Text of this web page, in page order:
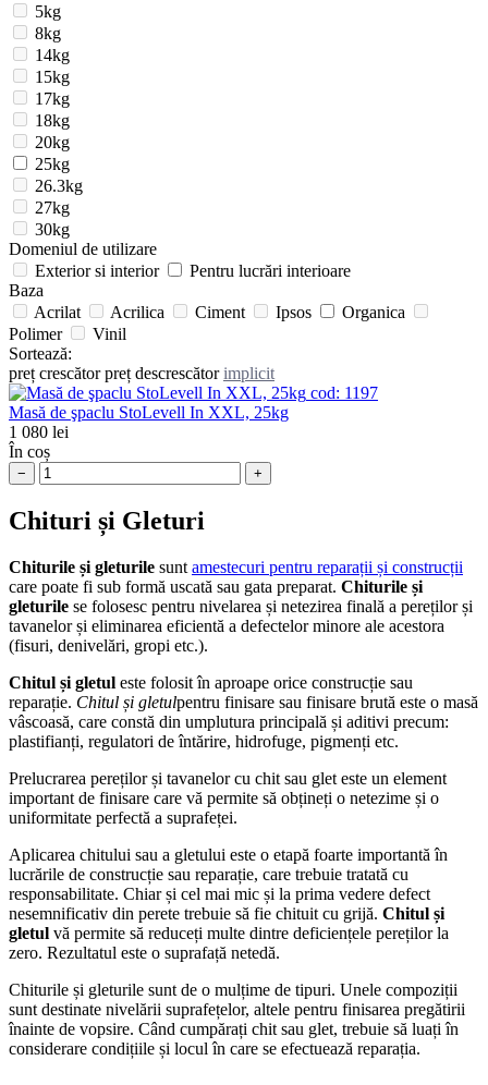
5kg
8kg
14kg
15kg
17kg
18kg
20kg
25kg
26.3kg
27kg
30kg
Domeniul de utilizare
Exterior si interior
Pentru lucrări interioare
Baza
Acrilat
Acrilica Ciment Ipsos
Organica
Polimer
Vinil
Sortează:
preț crescător preț descrescător implicit
cod: 1197
Masă de şpaclu StoLevell In XXL, 25kg
1 080 lei
În coș
− +
Chituri și Gleturi
Chiturile și gleturile sunt amestecuri pentru reparații și construcții
care poate fi sub formă uscată sau gata preparat. Chiturile și
gleturile se folosesc pentru nivelarea și netezirea finală a pereților și
tavanelor și eliminarea eficientă a defectelor minore ale acestora
(fisuri, denivelări, gropi etc.).
Chitul și gletul este folosit în aproape orice construcție sau
reparație. Chitul și gletulpentru finisare sau finisare brută este o masă
vâscoasă, care constă din umplutura principală și aditivi precum:
plastifianți, regulatori de întărire, hidrofuge, pigmenți etc.
Prelucrarea pereților și tavanelor cu chit sau glet este un element
important de finisare care vă permite să obțineți o netezime și o
uniformitate perfectă a suprafeței.
Aplicarea chitului sau a gletului este o etapă foarte importantă în
lucrările de construcție sau reparație, care trebuie tratată cu
responsabilitate. Chiar și cel mai mic și la prima vedere defect
nesemnificativ din perete trebuie să fie chituit cu grijă. Chitul și
gletul vă permite să reduceți multe dintre deficiențele pereților la
zero. Rezultatul este o suprafață netedă.
Chiturile și gleturile sunt de o mulțime de tipuri. Unele compoziții
sunt destinate nivelării suprafețelor, altele pentru finisarea pregătirii
înainte de vopsire. Când cumpărați chit sau glet, trebuie să luați în
considerare condițiile și locul în care se efectuează reparația.